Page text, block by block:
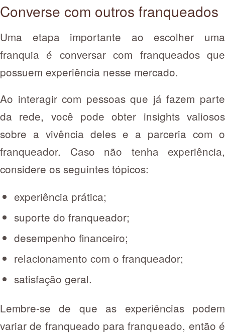
Converse com outros franqueados
Uma etapa importante ao escolher uma
franquia é conversar com franqueados que
possuem experiência nesse mercado.
Ao interagir com pessoas que já fazem parte
da rede, você pode obter insights valiosos
sobre a vivência deles e a parceria com o
franqueador. Caso não tenha experiência,
considere os seguintes tópicos:
experiência prática;
suporte do franqueador;
desempenho financeiro;
relacionamento com o franqueador;
satisfação geral.
Lembre-se de que as experiências podem
variar de franqueado para franqueado, então é